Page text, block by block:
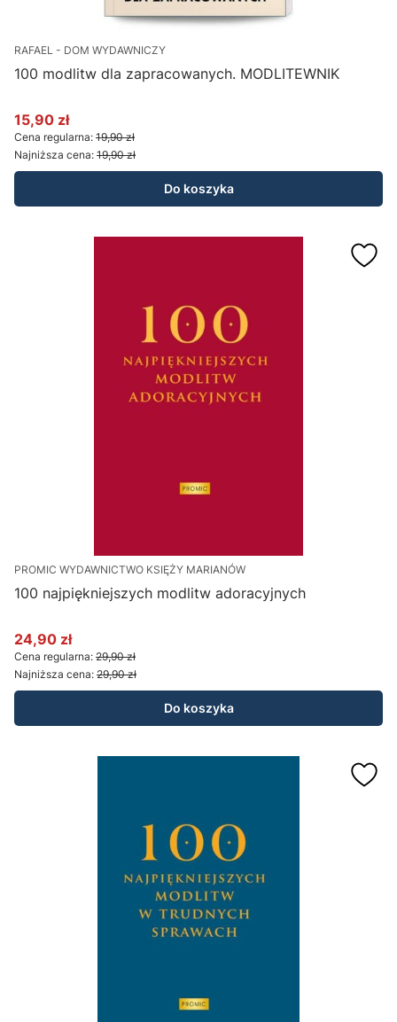
RAFAEL - DOM WYDAWNICZY
100 modlitw dla zapracowanych. MODLITEWNIK
Cena promocyjna
15,90 zł
Cena regularna: 19,90 zł
Najniższa cena: 19,90 zł
Do koszyka
PROMIC WYDAWNICTWO KSIĘŻY MARIANÓW
100 najpiękniejszych modlitw adoracyjnych
Cena promocyjna
24,90 zł
Cena regularna: 29,90 zł
Najniższa cena: 29,90 zł
Do koszyka